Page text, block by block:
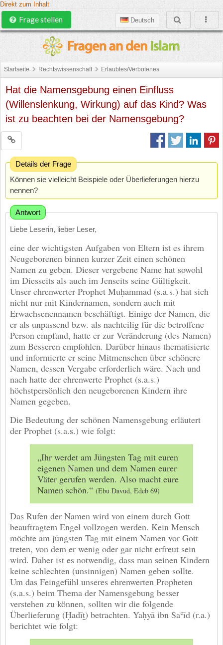
Direkt zum Inhalt
Deutsch
Frage stellen
Startseite Rechtswissenschaft Erlaubtes/Verbotenes
Hat die Namensgebung einen Einfluss
(Willenslenkung, Wirkung) auf das Kind? Was
ist zu beachten bei der Namensgebung?
Details der Frage
Können sie vielleicht Beispiele oder Überlieferungen hierzu
nennen?
Antwort
Liebe Leserin, lieber Leser,
eine der wichtigsten Aufgaben von Eltern ist es ihrem
Neugeborenen binnen kurzer Zeit einen schönen
Namen zu geben. Dieser vergebene Name hat sowohl
im Diesseits als auch im Jenseits seine Gültigkeit.
Unser ehrenwerter Prophet Muḥammad (s.a.s.) hat sich
nicht nur mit Kindernamen, sondern auch mit
Erwachsenennamen beschäftigt. Einige der Namen, die
er als unpassend bzw. als nachteilig für die betroffene
Person empfand, hatte er zur Veränderung (des Namen)
zum Besseren empfohlen. Darüber hinaus thematisierte
und informierte er seine Mitmenschen über schönere
Namen, dessen Vergabe erforderlich wäre. Nach und
nach hatte der ehrenwerte Prophet (s.a.s.)
höchstpersönlich den neugeborenen Kindern ihre
Namen gegeben.
Die Bedeutung der schönen Namensgebung erläutert
der Prophet (s.a.s.) wie folgt:
„Ihr werdet am Jüngsten Tag mit euren
eigenen Namen und dem Namen eurer
Väter gerufen werden. Also macht eure
Namen schön.“ (Ebu Davud, Edeb 69)
Das Rufen der Namen wird von einem durch Gott
beauftragtem Engel vollzogen werden. Kein Mensch
möchte am jüngsten Tag mit einem Namen vor Gott
treten, von dem er wenig oder gar nicht erfreut sein
wird. Daher ist es notwendig, dass man seinen Kindern
keine schlechten (unsinnigen) Namen geben sollte.
Um das Feingefühl unseres ehrenwerten Propheten
(s.a.s.) beim Thema der Namensgebung besser
verstehen zu können, sollten wir die folgende
Überlieferung (Ḥadīṯ) betrachten. Yaḥyā ibn Saʿīd (r.a.)
berichtet wie folgt: